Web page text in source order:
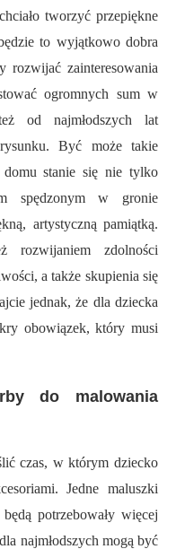
tworzyć przepiękne
to wyjątkowo dobra
rozwijać zainteresowania
ogromnych sum w
od najmłodszych lat
Być może takie
stanie się nie tylko
spędzonym w gronie
artystyczną pamiątką.
rozwijaniem zdolności
a także skupienia się
jednak, że dla dziecka
obowiązek, który musi
do malowania
czas, w którym dziecko
Jedne maluszki
potrzebowały więcej
najmłodszych mogą być